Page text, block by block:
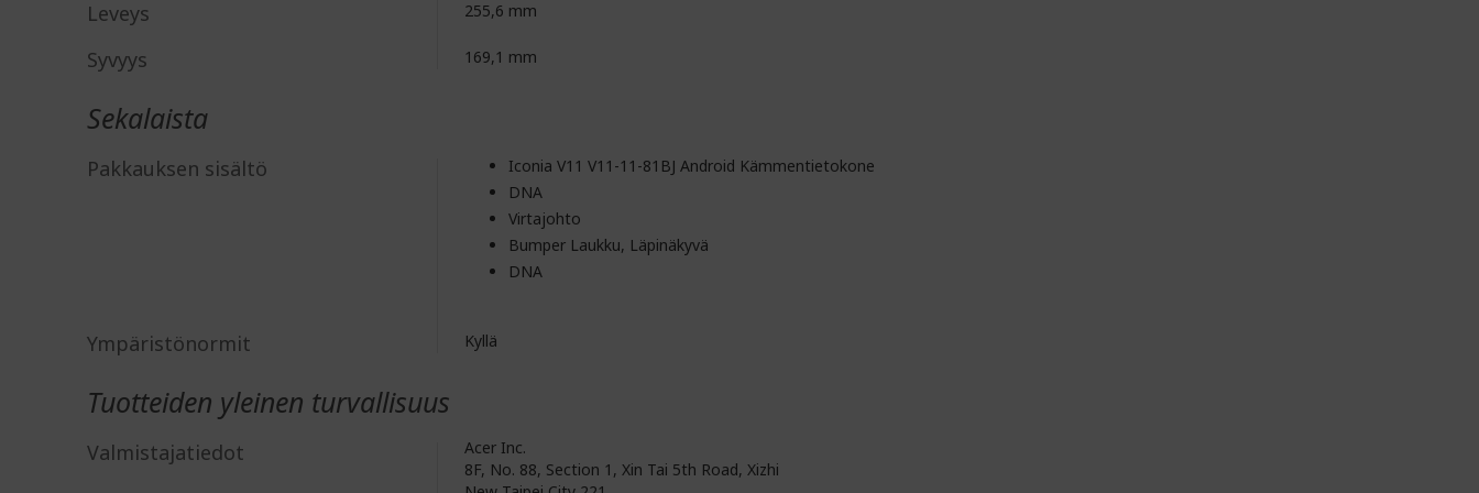
Leveys 255,6 mm
Syvyys 169,1 mm
Sekalaista
Pakkauksen sisältö
Iconia V11 V11-11-81BJ Android Kämmentietokone
DNA
Virtajohto
Bumper Laukku, Läpinäkyvä
DNA
Ympäristönormit Kyllä
Tuotteiden yleinen turvallisuus
Valmistajatiedot
Acer Inc.
8F, No. 88, Section 1, Xin Tai 5th Road, Xizhi